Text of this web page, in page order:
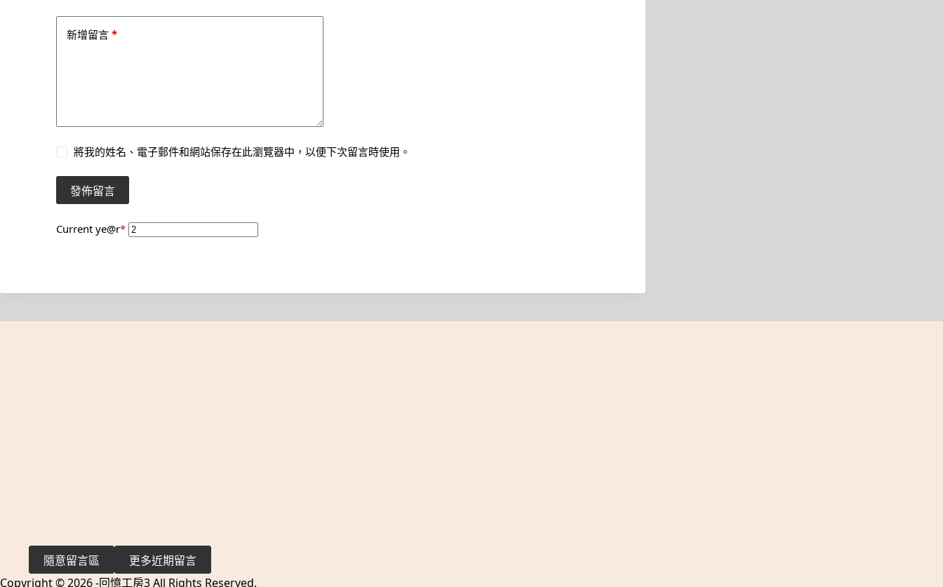
新增留言 *
將我的姓名、電子郵件和網站保存在此瀏覽器中，以便下次留言時使用。
發佈留言
Current ye@r*
隨意留言區 更多近期留言
Copyright © 2026 -回憶工房3 All Rights Reserved.